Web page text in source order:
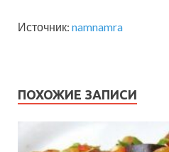
Источник: namnamra
ПОХОЖИЕ ЗАПИСИ